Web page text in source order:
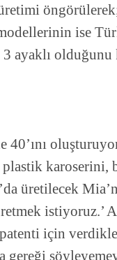
ise
ayaklı olduğunu
40’ını
karoserini,
üretilecek
istiyoruz.’
için
gereği